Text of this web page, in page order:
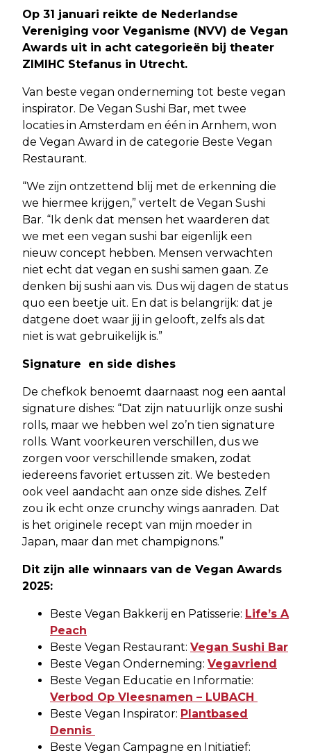
Op 31 januari reikte de Nederlandse
Vereniging voor Veganisme (NVV) de Vegan
Awards uit in acht categorieën bij theater
ZIMIHC Stefanus in Utrecht.
Van beste vegan onderneming tot beste vegan
inspirator. De Vegan Sushi Bar, met twee
locaties in Amsterdam en één in Arnhem, won
de Vegan Award in de categorie Beste Vegan
Restaurant.
“We zijn ontzettend blij met de erkenning die
we hiermee krijgen,” vertelt de Vegan Sushi
Bar. “Ik denk dat mensen het waarderen dat
we met een vegan sushi bar eigenlijk een
nieuw concept hebben. Mensen verwachten
niet echt dat vegan en sushi samen gaan. Ze
denken bij sushi aan vis. Dus wij dagen de status
quo een beetje uit. En dat is belangrijk: dat je
datgene doet waar jij in gelooft, zelfs als dat
niet is wat gebruikelijk is.”
Signature en side dishes
De chefkok benoemt daarnaast nog een aantal
signature dishes: “Dat zijn natuurlijk onze sushi
rolls, maar we hebben wel zo’n tien signature
rolls. Want voorkeuren verschillen, dus we
zorgen voor verschillende smaken, zodat
iedereens favoriet ertussen zit. We besteden
ook veel aandacht aan onze side dishes. Zelf
zou ik echt onze crunchy wings aanraden. Dat
is het originele recept van mijn moeder in
Japan, maar dan met champignons.”
Dit zijn alle winnaars van de Vegan Awards
2025:
Beste Vegan Bakkerij en Patisserie: Life’s A
Peach
Beste Vegan Restaurant: Vegan Sushi Bar
Beste Vegan Onderneming: Vegavriend
Beste Vegan Educatie en Informatie:
Verbod Op Vleesnamen – LUBACH
Beste Vegan Inspirator: Plantbased
Dennis
Beste Vegan Campagne en Initiatief: